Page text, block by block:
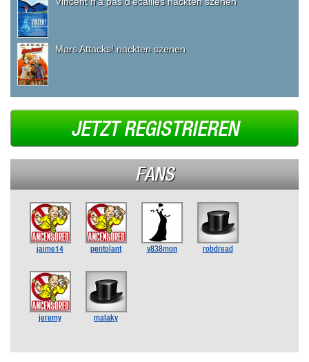
Mars Attacks! nackten szenen
JETZT REGISTRIEREN
FANS
jaime14 pentolant v838mon robdread
jeremy malaky